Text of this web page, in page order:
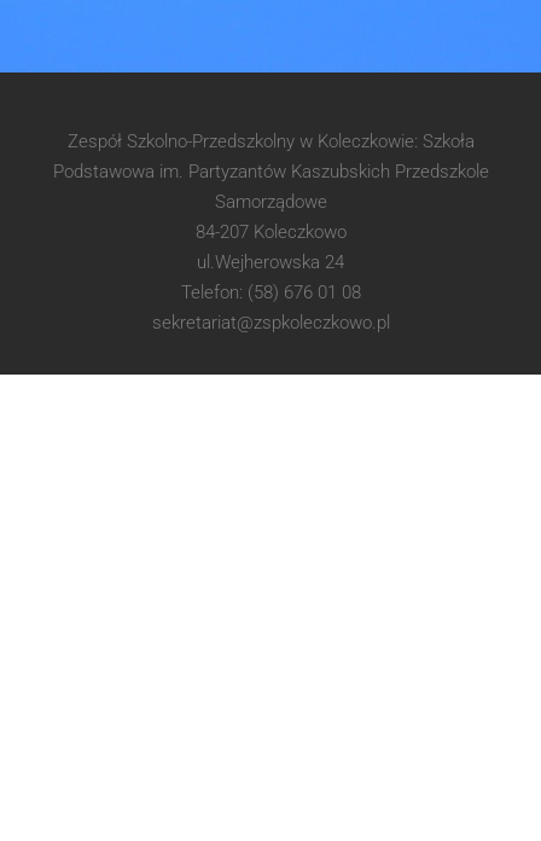
Zespół Szkolno-Przedszkolny w Koleczkowie: Szkoła
Podstawowa im. Partyzantów Kaszubskich Przedszkole
Samorządowe
84-207 Koleczkowo
ul.Wejherowska 24
Telefon: (58) 676 01 08
sekretariat@zspkoleczkowo.pl